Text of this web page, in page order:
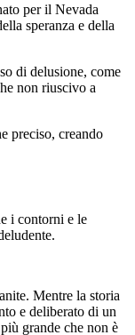
per il Nevada
speranza e della
di delusione, come
non riuscivo a
preciso, creando
i contorni e le
Mentre la storia
e deliberato di un
grande che non è